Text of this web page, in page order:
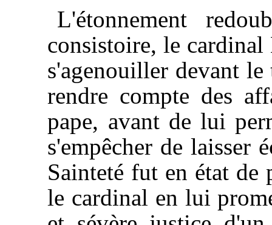
L'étonnement
consistoire, le
s'agenouiller devant
rendre compte des
pape, avant de lui
s'empêcher de laisser
Sainteté fut en état de
le cardinal en lui